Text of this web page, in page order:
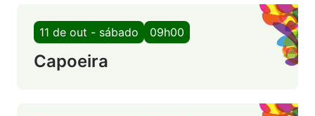
11 de out - sábado 09h00
Capoeira